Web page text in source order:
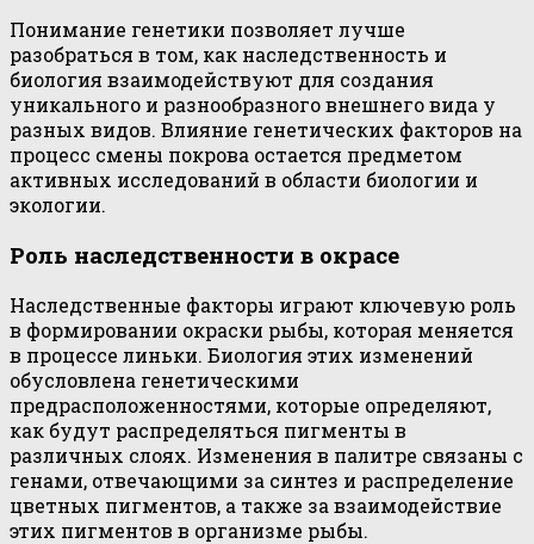
Понимание генетики позволяет лучше
разобраться в том, как наследственность и
биология взаимодействуют для создания
уникального и разнообразного внешнего вида у
разных видов. Влияние генетических факторов на
процесс смены покрова остается предметом
активных исследований в области биологии и
экологии.
Роль наследственности в окрасе
Наследственные факторы играют ключевую роль
в формировании окраски рыбы, которая меняется
в процессе линьки. Биология этих изменений
обусловлена генетическими
предрасположенностями, которые определяют,
как будут распределяться пигменты в
различных слоях. Изменения в палитре связаны с
генами, отвечающими за синтез и распределение
цветных пигментов, а также за взаимодействие
этих пигментов в организме рыбы.